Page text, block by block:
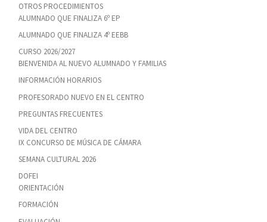
OTROS PROCEDIMIENTOS
ALUMNADO QUE FINALIZA 6º EP
ALUMNADO QUE FINALIZA 4º EEBB
CURSO 2026/2027
BIENVENIDA AL NUEVO ALUMNADO Y FAMILIAS
INFORMACIÓN HORARIOS
PROFESORADO NUEVO EN EL CENTRO
PREGUNTAS FRECUENTES
VIDA DEL CENTRO
IX CONCURSO DE MÚSICA DE CÁMARA
SEMANA CULTURAL 2026
DOFEI
ORIENTACIÓN
FORMACIÓN